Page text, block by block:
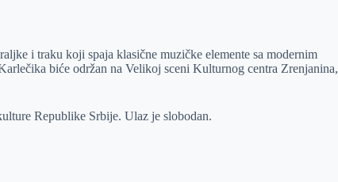
i traku koji spaja klasične muzičke elemente sa modernim
biće održan na Velikoj sceni Kulturnog centra Zrenjanina,
Republike Srbije. Ulaz je slobodan.